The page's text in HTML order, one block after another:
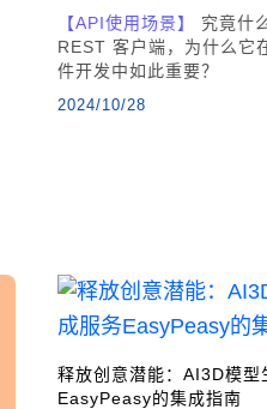
【API使用场景】
究竟什
REST 客户端，为什么它
件开发中如此重要？
2024/10/28
释放创意潜能：AI3D模型
EasyPeasy的集成指南